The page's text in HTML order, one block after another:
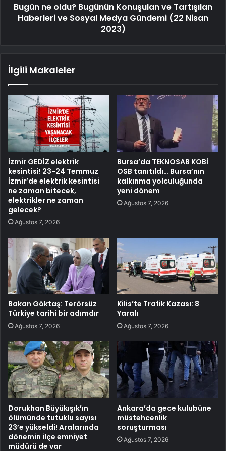
Bugün ne oldu? Bugünün Konuşulan ve Tartışılan
Haberleri ve Sosyal Medya Gündemi (22 Nisan
2023)
İlgili Makaleler
İzmir GEDİZ elektrik
kesintisi! 23-24 Temmuz
İzmir’de elektrik kesintisi
ne zaman bitecek,
elektrikler ne zaman
gelecek?
Ağustos 7, 2026
Bursa’da TEKNOSAB KOBİ
OSB tanıtıldı… Bursa’nın
kalkınma yolculuğunda
yeni dönem
Ağustos 7, 2026
Bakan Göktaş: Terörsüz
Türkiye tarihi bir adımdır
Ağustos 7, 2026
Kilis’te Trafik Kazası: 8
Yaralı
Ağustos 7, 2026
Dorukhan Büyükışık’ın
ölümünde tutuklu sayısı
23’e yükseldi! Aralarında
dönemin ilçe emniyet
müdürü de var
Ankara’da gece kulubüne
müstehcenlik
soruşturması
Ağustos 7, 2026